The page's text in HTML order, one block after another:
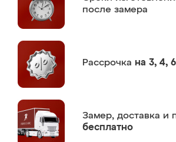
после замера
Рассрочка на 3, 4,
Замер, доставка и
бесплатно